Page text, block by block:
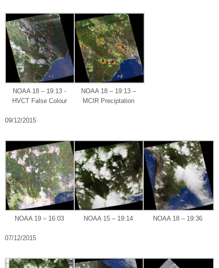
NOAA 18 – 19:13 -
HVCT False Colour
NOAA 18 – 19:13 –
MCIR Preciptation
09/12/2015
NOAA 19 – 16:03 NOAA 15 – 19:14 NOAA 18 – 19:36
07/12/2015